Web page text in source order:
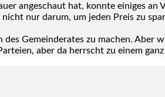
ange­schaut hat, konn­te eini­ges an
nur dar­um, um jeden Preis zu
Gemein­de­ra­tes zu machen.
aber da herrscht zu einem